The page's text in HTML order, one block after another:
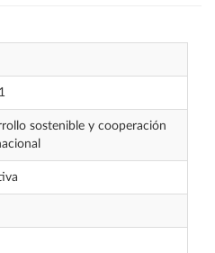
sostenible y cooperación